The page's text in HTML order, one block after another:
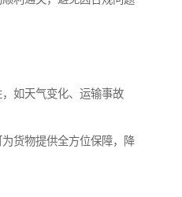
如天气变化、运输事故
货物提供全方位保障，降